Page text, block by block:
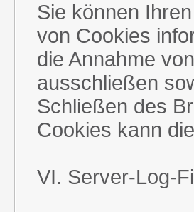
Sie können
von Cookies
die Annahme
ausschließen
Schließen des
Cookies kann
VI. Server-Log-